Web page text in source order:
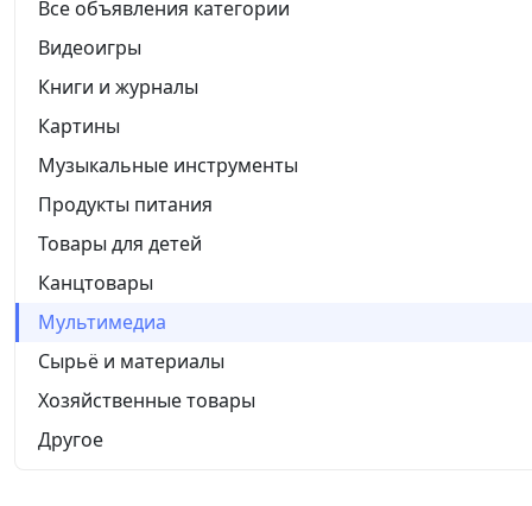
Все объявления категории
Видеоигры
Книги и журналы
Картины
Музыкальные инструменты
Продукты питания
Товары для детей
Канцтовары
Мультимедиа
Сырьё и материалы
Хозяйственные товары
Другое